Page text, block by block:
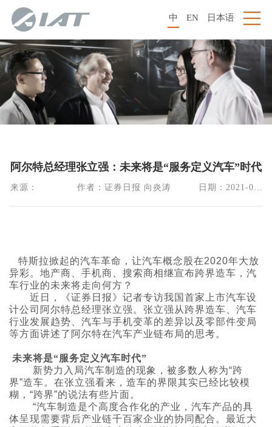
中 EN 日本语
阿尔特总经理张立强：未来将是“服务定义汽车”时代
来源：             作者：证券日报 向炎涛         日期：2021-03-
特斯拉掀起的汽车革命，让汽车概念股在2020年大放
异彩。地产商、手机商、搜索商相继宣布跨界造车，汽
车行业的未来将走向何方？
近日，《证券日报》记者专访我国首家上市汽车设
计公司阿尔特总经理张立强。张立强从跨界造车、汽车
行业发展趋势、汽车与手机变革的差异以及零部件变局
等方面讲述了阿尔特在汽车产业链布局的思考。
未来将是“服务定义汽车时代”
新势力入局汽车制造的现象，被多数人称为“跨
界”造车。在张立强看来，造车的界限其实已经比较模
糊，“跨界”的说法有些片面。
“汽车制造是个高度合作化的产业，汽车产品的具
体呈现需要背后产业链千百家企业的协同配合。最近大